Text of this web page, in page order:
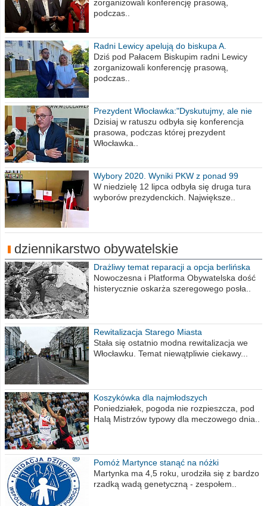
zorganizowali konferencję prasową,
podczas..
Radni Lewicy apelują do biskupa A.
Wiesława Meringa
Dziś pod Pałacem Biskupim radni Lewicy
zorganizowali konferencję prasową,
podczas..
Prezydent Włocławka:"Dyskutujmy, ale nie
obrażajmy się”
Dzisiaj w ratuszu odbyła się konferencja
prasowa, podczas której prezydent
Włocławka..
Wybory 2020. Wyniki PKW z ponad 99
procent obwodów
W niedzielę 12 lipca odbyła się druga tura
wyborów prezydenckich. Największe..
dziennikarstwo obywatelskie
Drażliwy temat reparacji a opcja berlińska
Nowoczesna i Platforma Obywatelska dość
histerycznie oskarża szeregowego posła..
Rewitalizacja Starego Miasta
Stała się ostatnio modna rewitalizacja we
Włocławku. Temat niewątpliwie ciekawy...
Koszykówka dla najmłodszych
Poniedziałek, pogoda nie rozpieszcza, pod
Halą Mistrzów typowy dla meczowego dnia..
Pomóż Martynce stanąć na nóżki
Martynka ma 4,5 roku, urodziła się z bardzo
rzadką wadą genetyczną - zespołem..